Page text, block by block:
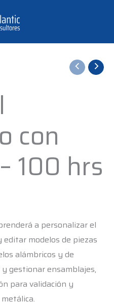
con
100 hrs
a personalizar el
modelos de piezas
alámbricos y de
gestionar ensamblajes,
para validación y